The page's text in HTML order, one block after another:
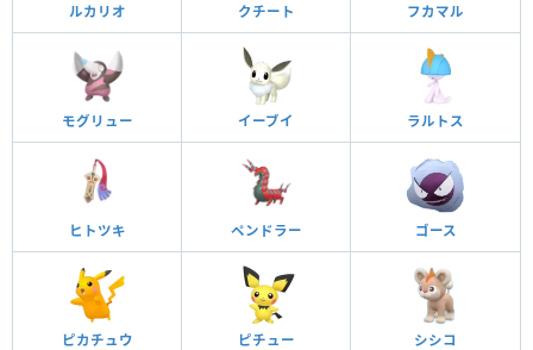
ルカリオ クチート フカマル
モグリュー イーブイ ラルトス
ヒトツキ ペンドラー ゴース
ピカチュウ ピチュー シシコ